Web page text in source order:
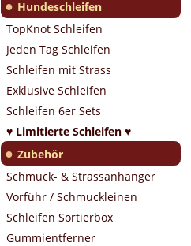
● Hundeschleifen
TopKnot Schleifen
Jeden Tag Schleifen
Schleifen mit Strass
Exklusive Schleifen
Schleifen 6er Sets
♥ Limitierte Schleifen ♥
● Zubehör
Schmuck- & Strassanhänger
Vorführ / Schmuckleinen
Schleifen Sortierbox
Gummientferner